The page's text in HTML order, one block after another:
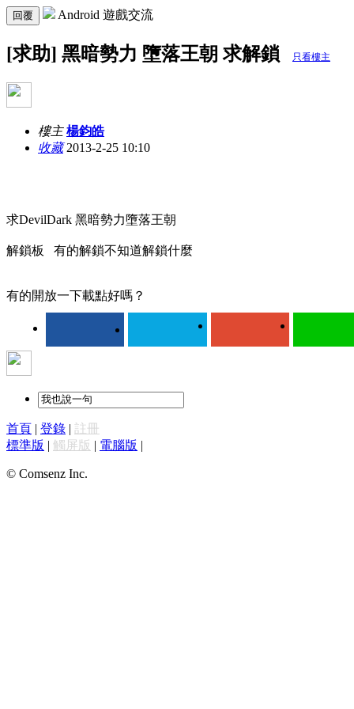
回覆 Android 遊戲交流
[求助] 黑暗勢力 墮落王朝 求解鎖 只看樓主
樓主 楊鈞皓
收藏2013-2-25 10:10
求DevilDark 黑暗勢力墮落王朝
解鎖板 有的解鎖不知道解鎖什麼
有的開放一下載點好嗎？
首頁 | 登錄 | 註冊
標準版 | 觸屏版 | 電腦版 |
© Comsenz Inc.